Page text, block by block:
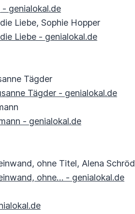
- genialokal.de
Liebe, Sophie Hopper
Liebe - genialokal.de
Tägder
Tägder - genialokal.de
- genialokal.de
ohne Titel, Alena
ohne… - genialokal.de